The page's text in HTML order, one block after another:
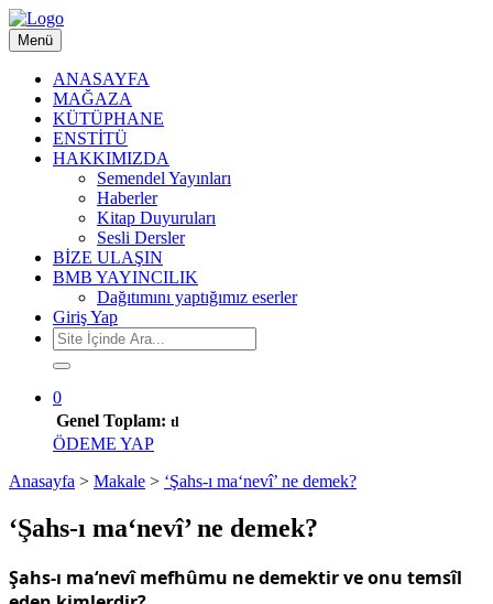
Menü
ANASAYFA
MAĞAZA
KÜTÜPHANE
ENSTİTÜ
HAKKIMIZDA
Semendel Yayınları
Haberler
Kitap Duyuruları
Sesli Dersler
BİZE ULAŞIN
BMB YAYINCILIK
Dağıtımını yaptığımız eserler
Giriş Yap
0
Genel Toplam: tl
ÖDEME YAP
Anasayfa > Makale > ‘Şahs-ı ma‘nevî’ ne demek?
‘Şahs-ı ma‘nevî’ ne demek?
Şahs-ı ma‘nevî mefhûmu ne demektir ve onu temsîl